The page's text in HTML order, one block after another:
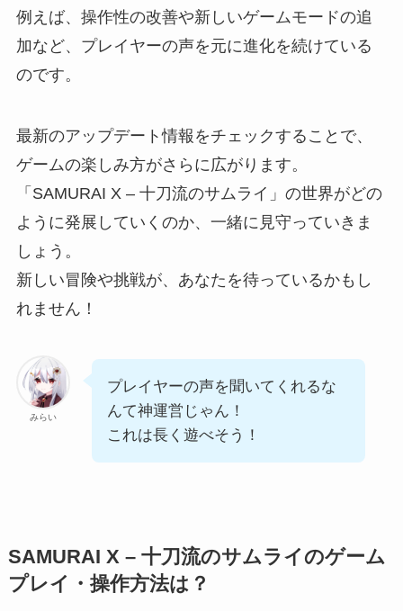
例えば、操作性の改善や新しいゲームモードの追
加など、プレイヤーの声を元に進化を続けている
のです。
最新のアップデート情報をチェックすることで、
ゲームの楽しみ方がさらに広がります。
「SAMURAI X – 十刀流のサムライ」の世界がどの
ように発展していくのか、一緒に見守っていきま
しょう。
新しい冒険や挑戦が、あなたを待っているかもし
れません！
みらい
プレイヤーの声を聞いてくれるな
んて神運営じゃん！
これは長く遊べそう！
SAMURAI X – 十刀流のサムライのゲーム
プレイ・操作方法は？